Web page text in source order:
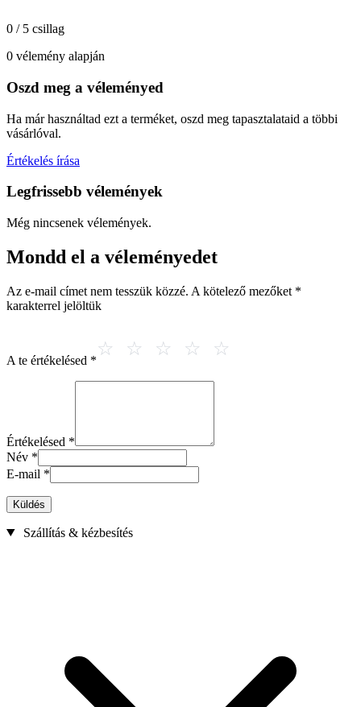
0 / 5 csillag
0 vélemény alapján
Oszd meg a véleményed
Ha már használtad ezt a terméket, oszd meg tapasztalataid a többi
vásárlóval.
Értékelés írása
Legfrissebb vélemények
Még nincsenek vélemények.
Mondd el a véleményedet
Az e-mail címet nem tesszük közzé. A kötelező mezőket *
karakterrel jelöltük
A te értékelésed *
Értékelésed *
Név *
E-mail *
Küldés
Szállítás & kézbesítés